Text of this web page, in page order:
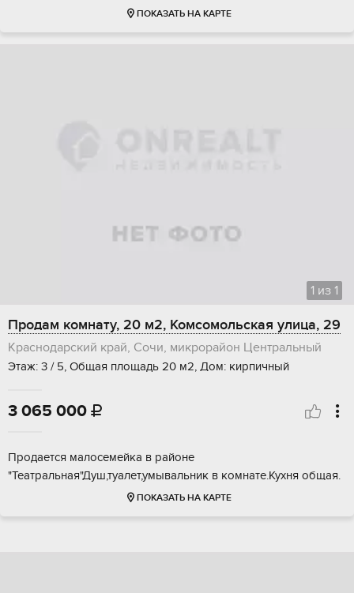
ПОКАЗАТЬ НА КАРТЕ
1 из 1
Продам комнату, 20 м2, Комсомольская улица, 29
Краснодарский край, Сочи, микрорайон Центральный
Этаж: 3 / 5, Общая площадь 20 м2, Дом: кирпичный
3 065 000 
Продается малосемейка в районе
"Театральная"Душ,туалет,умывальник в комнате.Кухня общая.
ПОКАЗАТЬ НА КАРТЕ